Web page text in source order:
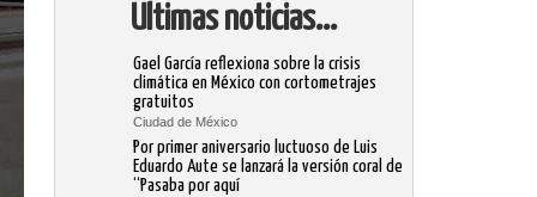
Ultimas noticias...
Gael García reflexiona sobre la crisis
climática en México con cortometrajes
gratuitos
Ciudad de México
Por primer aniversario luctuoso de Luis
Eduardo Aute se lanzará la versión coral de
“Pasaba por aquí